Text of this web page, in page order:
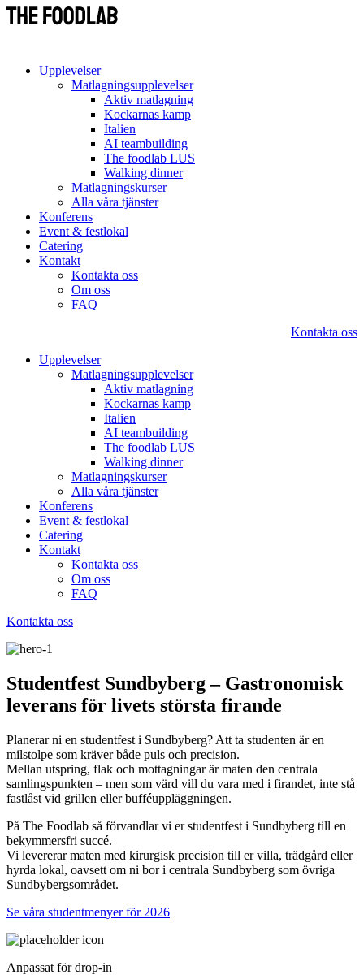
Upplevelser
Matlagningsupplevelser
Aktiv matlagning
Kockarnas kamp
Italien
AI teambuilding
The foodlab LUS
Walking dinner
Matlagningskurser
Alla våra tjänster
Konferens
Event & festlokal
Catering
Kontakt
Kontakta oss
Om oss
FAQ
Kontakta oss
Upplevelser
Matlagningsupplevelser
Aktiv matlagning
Kockarnas kamp
Italien
AI teambuilding
The foodlab LUS
Walking dinner
Matlagningskurser
Alla våra tjänster
Konferens
Event & festlokal
Catering
Kontakt
Kontakta oss
Om oss
FAQ
Kontakta oss
Studentfest Sundbyberg – Gastronomisk
leverans för livets största firande
Planerar ni en studentfest i Sundbyberg? Att ta studenten är en
milstolpe som kräver både puls och precision.
Mellan utspring, flak och mottagningar är maten den centrala
samlingspunkten – men som värd vill du vara med i firandet, inte stå
fastlåst vid grillen eller bufféuppläggningen.
På The Foodlab så förvandlar vi er studentfest i Sundbyberg till en
bekymmersfri succé.
Vi levererar maten med kirurgisk precision till er villa, trädgård eller
hyrda lokal, oavsett om ni bor i centrala Sundbyberg som övriga
Sundbybergsområdet.
Se våra studentmenyer för 2026
Anpassat för drop-in